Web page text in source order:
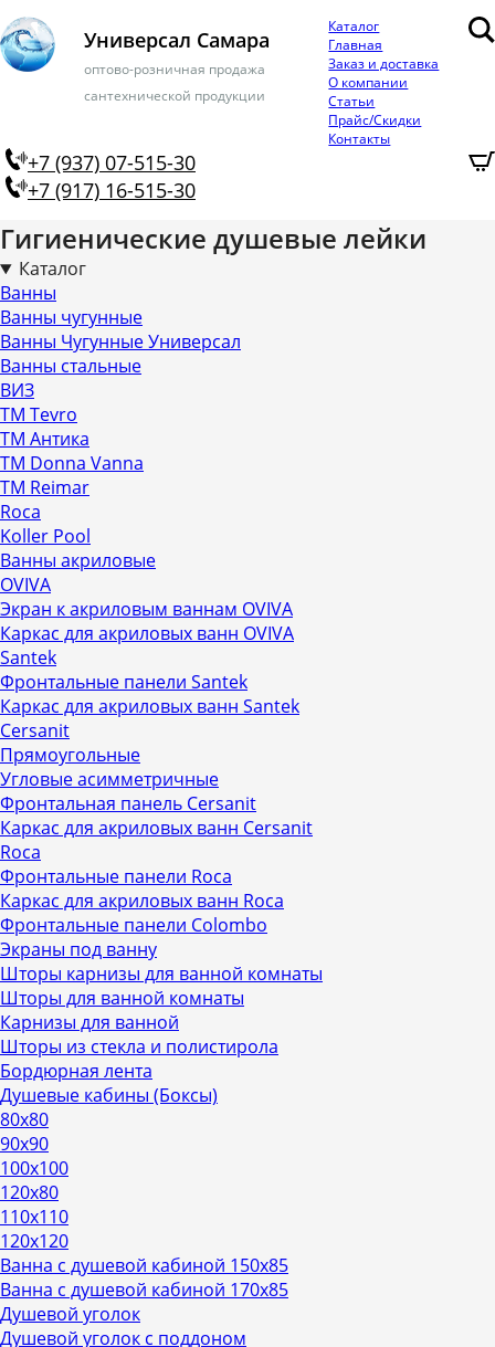
Универсал Самара
оптово-розничная продажа
сантехнической продукции
Каталог
Главная
Заказ и доставка
О компании
Статьи
Прайс/Скидки
Контакты
+7 (937) 07-515-30
+7 (917) 16-515-30
Гигиенические душевые лейки
Каталог
Ванны
Ванны чугунные
Ванны Чугунные Универсал
Ванны стальные
ВИЗ
ТМ Tevro
ТМ Антика
ТМ Donna Vanna
ТМ Reimar
Roca
Koller Pool
Ванны акриловые
OVIVA
Экран к акриловым ваннам OVIVA
Каркас для акриловых ванн OVIVA
Santek
Фронтальные панели Santek
Каркас для акриловых ванн Santek
Cersanit
Прямоугольные
Угловые асимметричные
Фронтальная панель Cersanit
Каркас для акриловых ванн Cersanit
Roca
Фронтальные панели Roca
Каркас для акриловых ванн Roca
Фронтальные панели Colombo
Экраны под ванну
Шторы карнизы для ванной комнаты
Шторы для ванной комнаты
Карнизы для ванной
Шторы из стекла и полистирола
Бордюрная лента
Душевые кабины (Боксы)
80х80
90х90
100х100
120х80
110х110
120х120
Ванна с душевой кабиной 150х85
Ванна с душевой кабиной 170х85
Душевой уголок
Душевой уголок с поддоном